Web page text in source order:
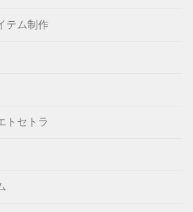
テム制作
トセトラ